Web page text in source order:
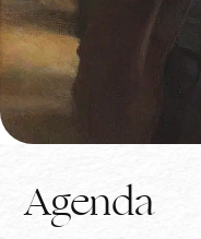
Agenda